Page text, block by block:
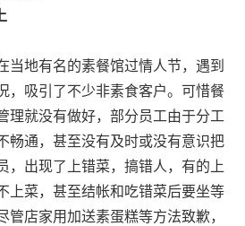
地有名的素餐馆过情人节，遇到
，吸引了不少非素食客户。可惜餐
理就没有做好，部分员工由于分工
畅通，甚至没有及时或没有意识把
，出现了上错菜，搞错人，有的上
上菜，甚至结帐和吃错菜后要坐等
管店家用加送素蛋糕等方法致歉，